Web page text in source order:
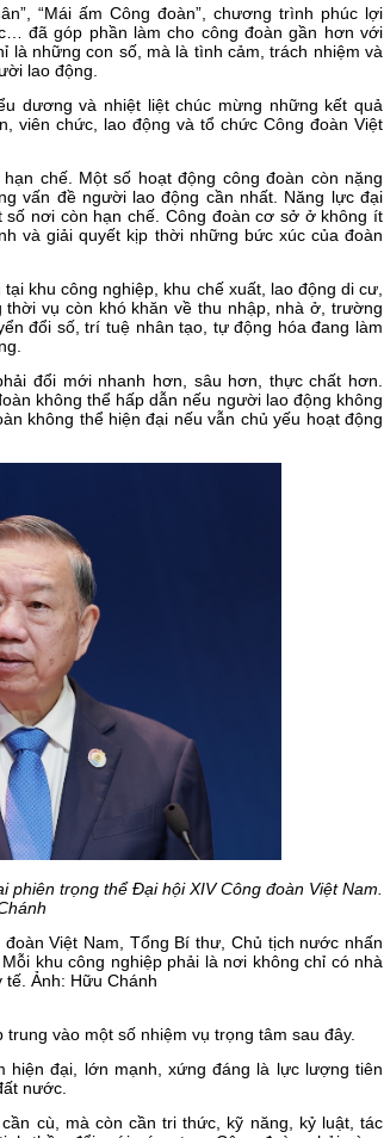
“Mái ấm Công đoàn”, chương trình phúc lợi
đã góp phần làm cho công đoàn gần hơn với
những con số, mà là tình cảm, trách nhiệm và
lao động.
dương và nhiệt liệt chúc mừng những kết quả
viên chức, lao động và tổ chức Công đoàn Việt
chế. Một số hoạt động công đoàn còn nặng
vấn đề người lao động cần nhất. Năng lực đại
nơi còn hạn chế. Công đoàn cơ sở ở không ít
và giải quyết kịp thời những bức xúc của đoàn
khu công nghiệp, khu chế xuất, lao động di cư,
vụ còn khó khăn về thu nhập, nhà ở, trường
đổi số, trí tuệ nhân tạo, tự động hóa đang làm
đổi mới nhanh hơn, sâu hơn, thực chất hơn.
không thể hấp dẫn nếu người lao động không
không thể hiện đại nếu vẫn chủ yếu hoạt động
trọng thể Đại hội XIV Công đoàn Việt Nam.
Việt Nam, Tổng Bí thư, Chủ tịch nước nhấn
khu công nghiệp phải là nơi không chỉ có nhà
Ảnh: Hữu Chánh
vào một số nhiệm vụ trọng tâm sau đây.
hiện đại, lớn mạnh, xứng đáng là lực lượng tiên
nước.
cù, mà còn cần tri thức, kỹ năng, kỷ luật, tác